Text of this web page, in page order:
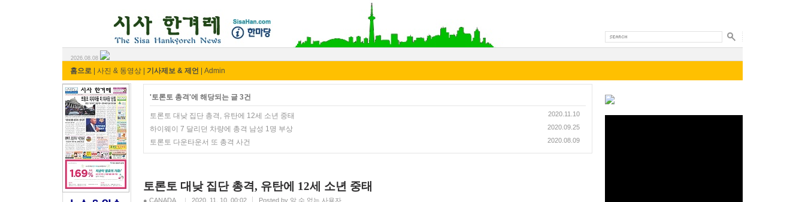
2026.08.08
홈으로 사진 & 동영상 기사제보 & 제언 Admin
'토론토 총격'에 해당되는 글 3건
2020.11.10
토론토 대낮 집단 총격, 유탄에 12세 소년 중태
2020.09.25
하이웨이 7 달리던 차량에 총격 남성 1명 부상
2020.08.09
토론토 다운타운서 또 총격 사건
토론토 대낮 집단 총격, 유탄에 12세 소년 중태
● CANADA 2020. 11. 10. 00:02 Posted by 알 수 없는 사용자